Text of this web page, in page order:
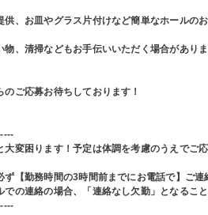
供、お皿やグラス片付けなど簡単なホールの
、清掃などもお手伝いいただく場合があり
ご応募お待ちしております！
大変困ります！予定は体調を考慮のうえでご
【勤務時間の3時間前までにお電話で】ご連
の連絡の場合、「連絡なし欠勤」となるこ